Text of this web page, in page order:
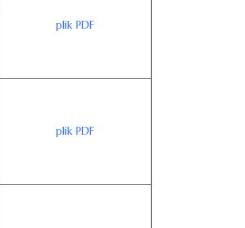
plik PDF
plik PDF